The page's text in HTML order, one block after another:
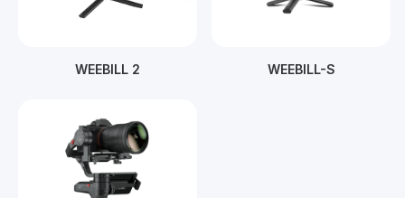
WEEBILL 2 WEEBILL-S